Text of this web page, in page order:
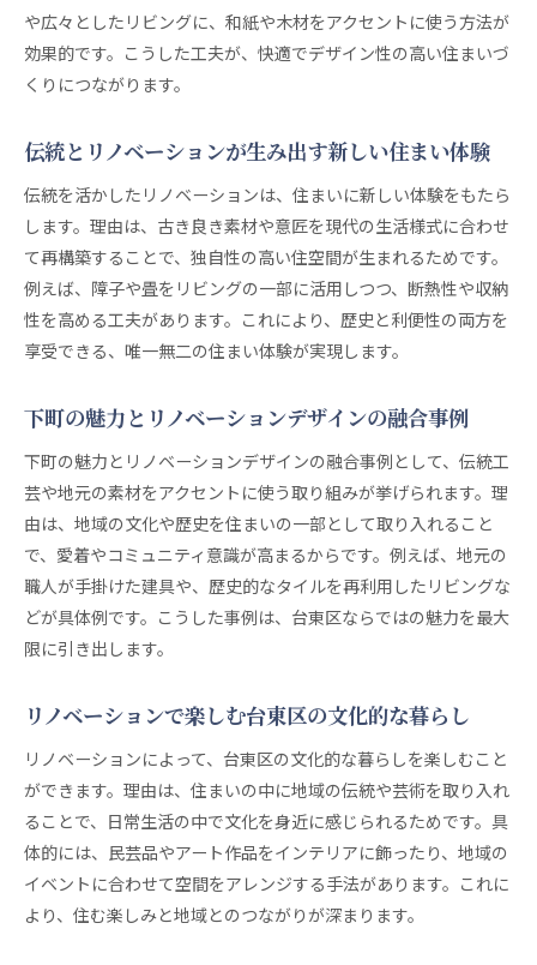
や広々としたリビングに、和紙や木材をアクセントに使う方法が
効果的です。こうした工夫が、快適でデザイン性の高い住まいづ
くりにつながります。
伝統とリノベーションが生み出す新しい住まい体験
伝統を活かしたリノベーションは、住まいに新しい体験をもたら
します。理由は、古き良き素材や意匠を現代の生活様式に合わせ
て再構築することで、独自性の高い住空間が生まれるためです。
例えば、障子や畳をリビングの一部に活用しつつ、断熱性や収納
性を高める工夫があります。これにより、歴史と利便性の両方を
享受できる、唯一無二の住まい体験が実現します。
下町の魅力とリノベーションデザインの融合事例
下町の魅力とリノベーションデザインの融合事例として、伝統工
芸や地元の素材をアクセントに使う取り組みが挙げられます。理
由は、地域の文化や歴史を住まいの一部として取り入れること
で、愛着やコミュニティ意識が高まるからです。例えば、地元の
職人が手掛けた建具や、歴史的なタイルを再利用したリビングな
どが具体例です。こうした事例は、台東区ならではの魅力を最大
限に引き出します。
リノベーションで楽しむ台東区の文化的な暮らし
リノベーションによって、台東区の文化的な暮らしを楽しむこと
ができます。理由は、住まいの中に地域の伝統や芸術を取り入れ
ることで、日常生活の中で文化を身近に感じられるためです。具
体的には、民芸品やアート作品をインテリアに飾ったり、地域の
イベントに合わせて空間をアレンジする手法があります。これに
より、住む楽しみと地域とのつながりが深まります。